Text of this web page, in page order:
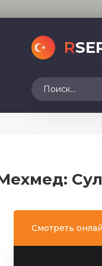
R
Смотреть